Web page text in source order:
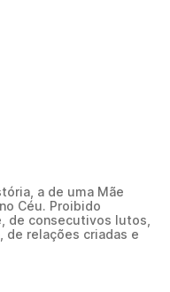
a de uma Mãe
Céu. Proibido
de consecutivos lutos,
de relações criadas e